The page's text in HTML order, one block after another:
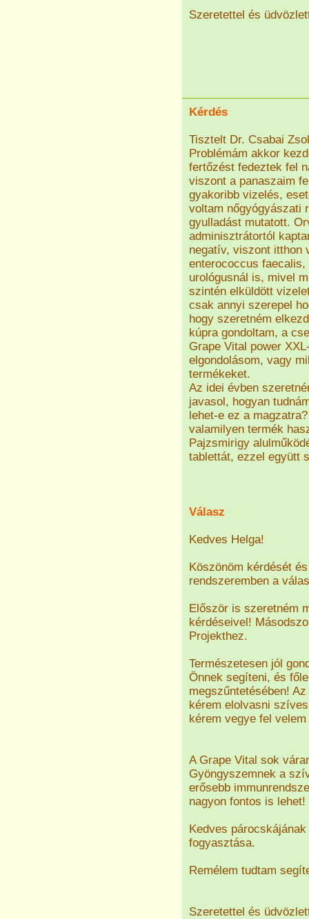
Szeretettel és
Kérdés
Tisztelt Dr. Csabai
Problémám akkor
fertőzést fedeztek fel
viszont a panaszaim
gyakoribb vizelés,
voltam nőgyógyászati
gyulladást mutatott.
adminisztrátortól
negatív, viszont itthon
enterococcus
urológusnál is, mivel
szintén elküldött
csak annyi szerepel
hogy szeretném
kúpra gondoltam, a
Grape Vital power
elgondolásom, vagy
termékeket.
Az idei évben
javasol, hogyan
lehet-e ez a
valamilyen termék
Pajzsmirigy
tablettát, ezzel együtt
Válasz
Kedves Helga!
Köszönöm kérdését
rendszeremben a
Először is szeretném
kérdéseivel!
Projekthez.
Természetesen jól
Önnek segíteni, és
megszűntetésében!
kérem elolvasni
kérem vegye fel
A Grape Vital sok
Gyöngyszemnek a
erősebb
nagyon fontos is lehet!
Kedves
fogyasztása.
Remélem tudtam
Szeretettel és